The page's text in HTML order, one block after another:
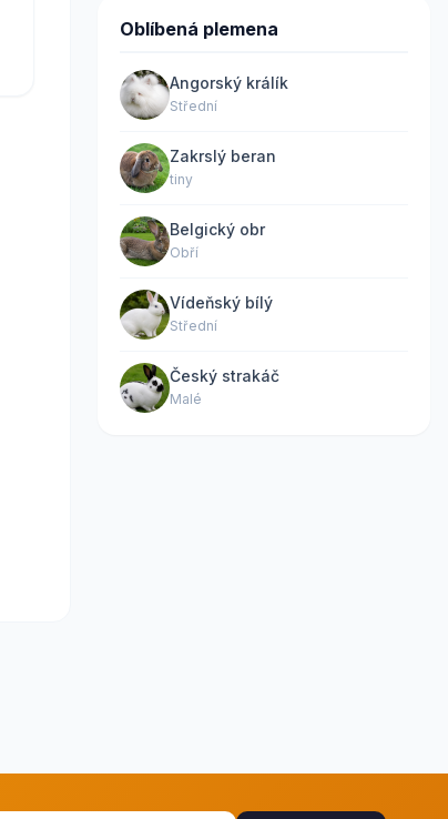
Oblíbená plemena
Angorský králík
Střední
Zakrslý beran
tiny
Belgický obr
Obří
Vídeňský bílý
Střední
Český strakáč
Malé